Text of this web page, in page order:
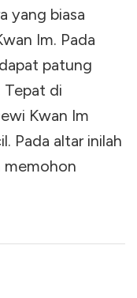
yang biasa
Im. Pada
patung
Tepat di
Kwan Im
Pada altar inilah
memohon